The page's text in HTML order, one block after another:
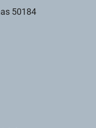
50184